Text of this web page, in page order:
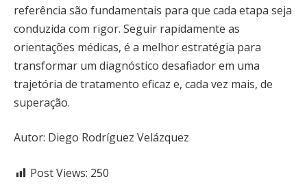
referência são fundamentais para que cada etapa seja
conduzida com rigor. Seguir rapidamente as
orientações médicas, é a melhor estratégia para
transformar um diagnóstico desafiador em uma
trajetória de tratamento eficaz e, cada vez mais, de
superação.
Autor: Diego Rodríguez Velázquez
Post Views: 250